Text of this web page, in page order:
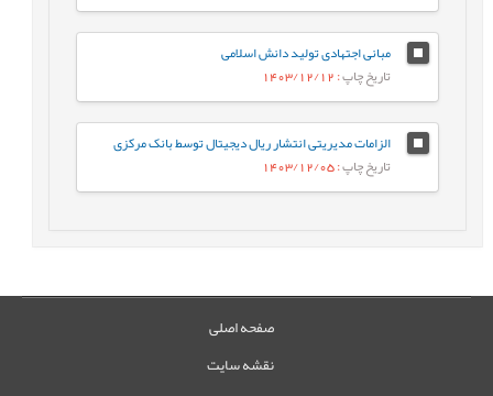
مبانی اجتهادی تولید دانش اسلامی
تاریخ چاپ: 1403/12/12
الزامات مدیریتی انتشار ریال دیجیتال توسط بانک مرکزی
تاریخ چاپ: 1403/12/05
صفحه اصلی
نقشه سایت